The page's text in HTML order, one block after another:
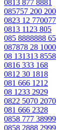
0813 877 8881
085757 200 200
0823 12 770077
0813 1123 805
085 8888888 65
087878 28 1000
08 131313 8558
0816 333 168
0812 30 1818
081 666 1212
08 1233 2929
0822 5070 2070
081 666 2328
0858 777 38999
0858 2888 2999